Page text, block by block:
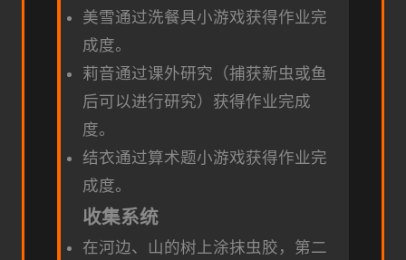
美雪通过洗餐具小游戏获得作业完
成度。
莉音通过课外研究（捕获新虫或鱼
后可以进行研究）获得作业完成
度。
结衣通过算术题小游戏获得作业完
成度。
收集系统
在河边、山的树上涂抹虫胶，第二